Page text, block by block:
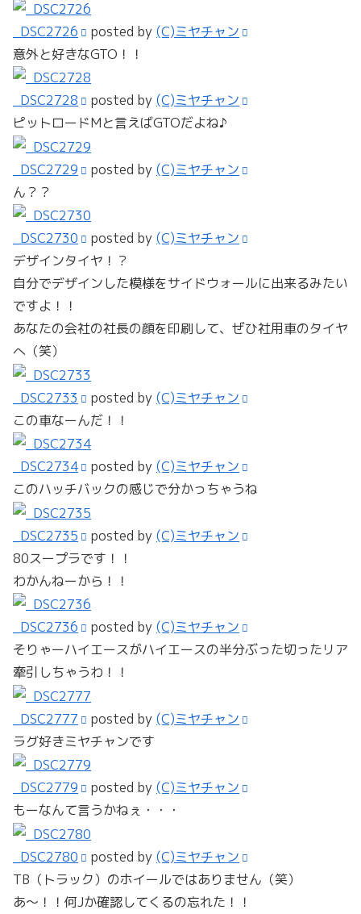
_DSC2726 posted by (C)ミヤチャン
意外と好きなGTO！！
_DSC2728 posted by (C)ミヤチャン
ピットロードMと言えばGTOだよね♪
_DSC2729 posted by (C)ミヤチャン
ん？？
_DSC2730 posted by (C)ミヤチャン
デザインタイヤ！？
自分でデザインした模様をサイドウォールに出来るみたい
ですよ！！
あなたの会社の社長の顔を印刷して、ぜひ社用車のタイヤ
へ（笑）
_DSC2733 posted by (C)ミヤチャン
この車なーんだ！！
_DSC2734 posted by (C)ミヤチャン
このハッチバックの感じで分かっちゃうね
_DSC2735 posted by (C)ミヤチャン
80スープラです！！
わかんねーから！！
_DSC2736 posted by (C)ミヤチャン
そりゃーハイエースがハイエースの半分ぶった切ったリア
牽引しちゃうわ！！
_DSC2777 posted by (C)ミヤチャン
ラグ好きミヤチャンです
_DSC2779 posted by (C)ミヤチャン
もーなんて言うかねぇ・・・
_DSC2780 posted by (C)ミヤチャン
TB（トラック）のホイールではありません（笑）
あ～！！何Jか確認してくるの忘れた！！